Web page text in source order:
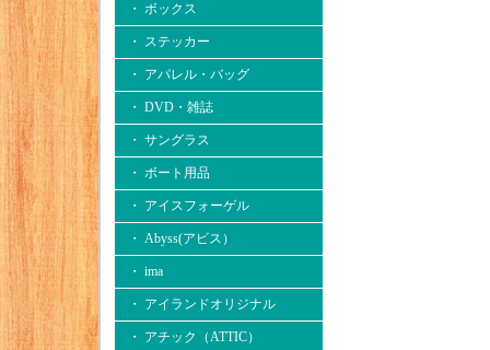
・ ボックス
・ ステッカー
・ アパレル・バッグ
・ DVD・雑誌
・ サングラス
・ ボート用品
・ アイスフォーゲル
・ Abyss(アビス）
・ ima
・ アイランドオリジナル
・ アチック（ATTIC）